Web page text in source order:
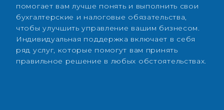
помогает вам лучше понять и выполнить свои
бухгалтерские и налоговые обязательства,
чтобы улучшить управление вашим бизнесом.
Индивидуальная поддержка включает в себя
ряд услуг, которые помогут вам принять
правильное решение в любых обстоятельствах.